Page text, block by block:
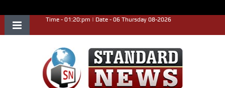
Time - 01:20:pm | Date - 06 Thursday 08-2026